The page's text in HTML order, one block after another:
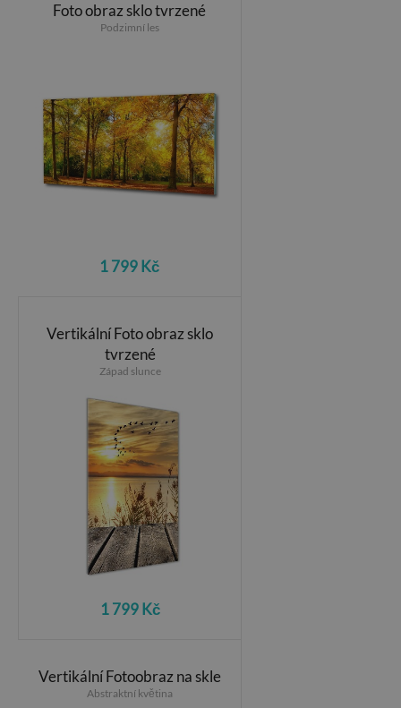
Foto obraz sklo tvrzené
Podzimní les
1 799 Kč
Vertikální Foto obraz sklo
tvrzené
Západ slunce
1 799 Kč
Vertikální Fotoobraz na skle
Abstraktní květina